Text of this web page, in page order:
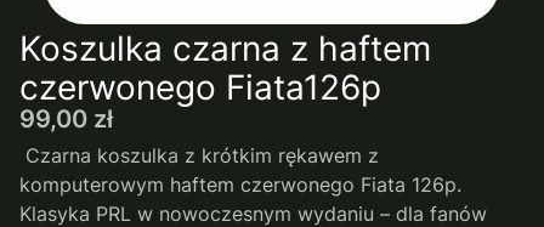
Koszulka czarna z haftem
czerwonego Fiata126p
Cena
99,00 zł
Czarna koszulka z krótkim rękawem z
komputerowym haftem czerwonego Fiata 126p.
Klasyka PRL w nowoczesnym wydaniu – dla fanów